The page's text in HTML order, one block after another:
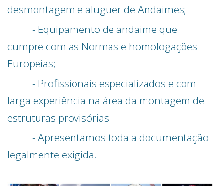
desmontagem e aluguer de Andaimes;
- Equipamento de andaime que
cumpre com as Normas e homologações
Europeias;
- Profissionais especializados e com
larga experiência na área da montagem de
estruturas provisórias;
- Apresentamos toda a documentação
legalmente exigida.